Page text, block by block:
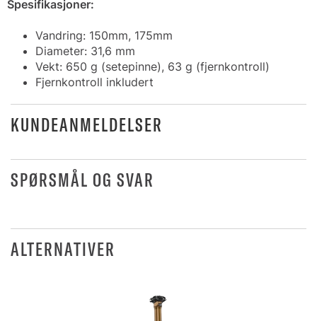
Spesifikasjoner:
Vandring: 150mm, 175mm
Diameter: 31,6 mm
Vekt: 650 g (setepinne), 63 g (fjernkontroll)
Fjernkontroll inkludert
KUNDEANMELDELSER
SPØRSMÅL OG SVAR
ALTERNATIVER